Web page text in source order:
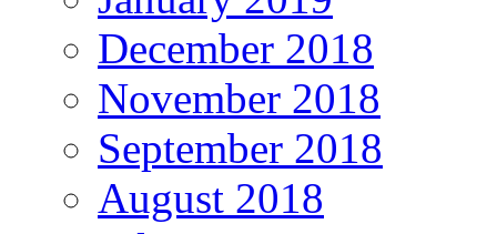
December 2018
November 2018
September 2018
August 2018